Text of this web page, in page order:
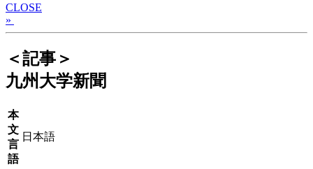
CLOSE
»
＜記事＞
九州大学新聞
本
文
言
語
日本語